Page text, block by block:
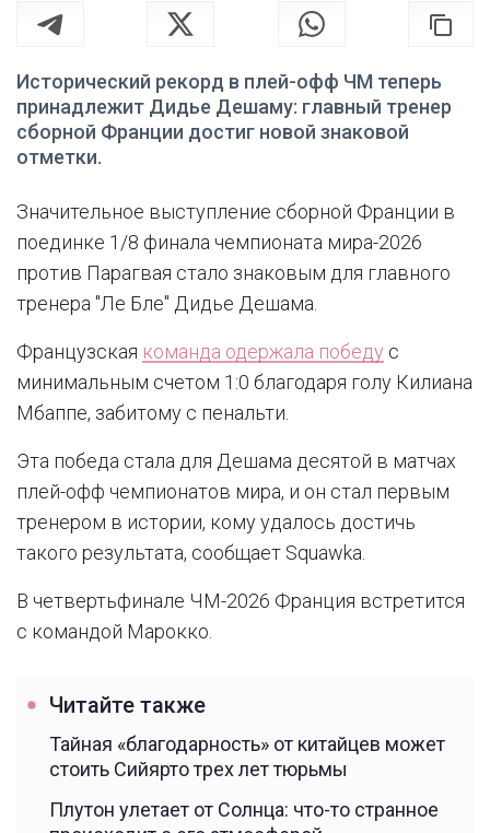
Исторический рекорд в плей-офф ЧМ теперь
принадлежит Дидье Дешаму: главный тренер
сборной Франции достиг новой знаковой
отметки.
Значительное выступление сборной Франции в
поединке 1/8 финала чемпионата мира-2026
против Парагвая стало знаковым для главного
тренера "Ле Бле" Дидье Дешама.
Французская команда одержала победу с
минимальным счетом 1:0 благодаря голу Килиана
Мбаппе, забитому с пенальти.
Эта победа стала для Дешама десятой в матчах
плей-офф чемпионатов мира, и он стал первым
тренером в истории, кому удалось достичь
такого результата, сообщает Squawka.
В четвертьфинале ЧМ-2026 Франция встретится
с командой Марокко.
Читайте также
Тайная «благодарность» от китайцев может
стоить Сийярто трех лет тюрьмы
Плутон улетает от Солнца: что-то странное